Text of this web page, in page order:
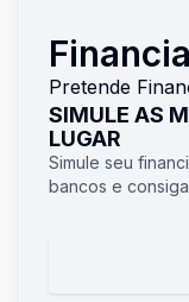
Pretende
SIMULE AS
LUGAR
Simule seu
bancos e